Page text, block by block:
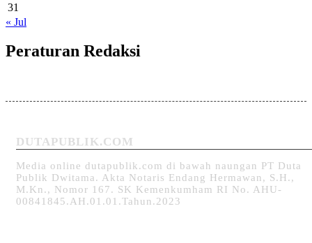
31
« Jul
Peraturan Redaksi
DUTAPUBLIK.COM
Media online dutapublik.com di bawah naungan PT Duta
Publik Dwitama. Akta Notaris Endang Hermawan, S.H.,
M.Kn., Nomor 167. SK Kemenkumham RI No. AHU-
00841845.AH.01.01.Tahun.2023